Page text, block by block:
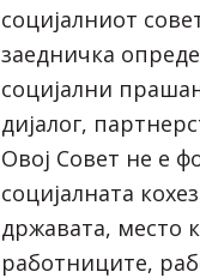
социјалниот
заедничка
социјални
дијалог,
Овој Совет не е
социјалната
државата, место
работниците,